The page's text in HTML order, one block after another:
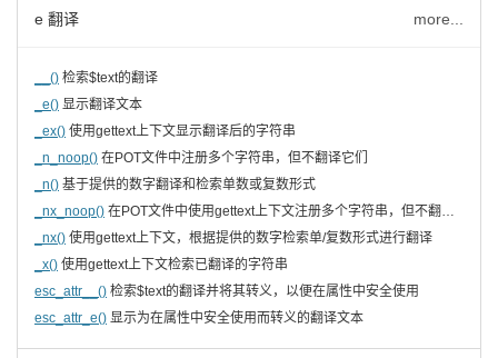
e 翻译 more...
__() 检索$text的翻译
_e() 显示翻译文本
_ex() 使用gettext上下文显示翻译后的字符串
_n_noop() 在POT文件中注册多个字符串，但不翻译它们
_n() 基于提供的数字翻译和检索单数或复数形式
_nx_noop() 在POT文件中使用gettext上下文注册多个字符串，但不翻译它们
_nx() 使用gettext上下文，根据提供的数字检索单/复数形式进行翻译
_x() 使用gettext上下文检索已翻译的字符串
esc_attr__() 检索$text的翻译并将其转义，以便在属性中安全使用
esc_attr_e() 显示为在属性中安全使用而转义的翻译文本